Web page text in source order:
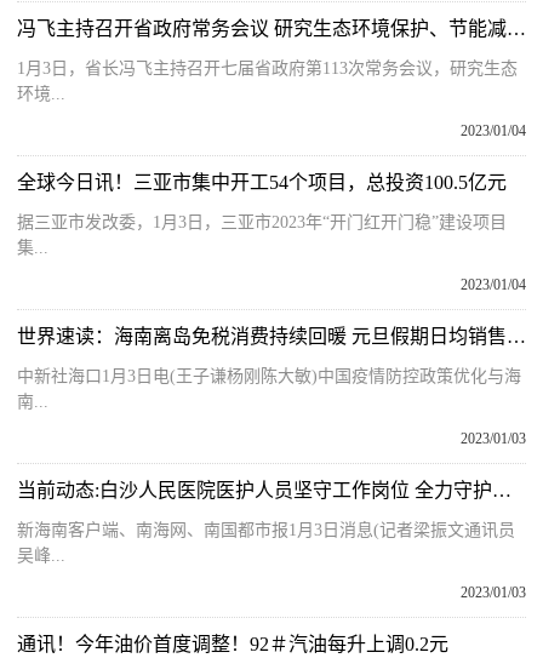
冯飞主持召开省政府常务会议 研究生态环境保护、节能减排等工作
1月3日，省长冯飞主持召开七届省政府第113次常务会议，研究生态
环境...
2023/01/04
全球今日讯！三亚市集中开工54个项目，总投资100.5亿元
据三亚市发改委，1月3日，三亚市2023年“开门红开门稳”建设项目
集...
2023/01/04
世界速读：海南离岛免税消费持续回暖 元旦假期日均销售额1.4亿元
中新社海口1月3日电(王子谦杨刚陈大敏)中国疫情防控政策优化与海
南...
2023/01/03
当前动态:白沙人民医院医护人员坚守工作岗位 全力守护百姓健康
新海南客户端、南海网、南国都市报1月3日消息(记者梁振文通讯员
吴峰...
2023/01/03
通讯！今年油价首度调整！92＃汽油每升上调0.2元